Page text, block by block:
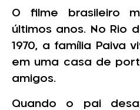
O filme brasileiro
últimos anos. No Rio
1970, a família Paiva
em uma casa de
amigos.
Quando o pai